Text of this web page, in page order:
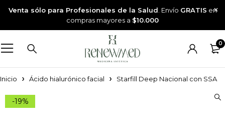
Venta sólo para Profesionales de la Salud . Envío GRATIS en
compras mayores a $10.000
0
Inicio Ácido hialurónico facial Starfill Deep Nacional con SSA
-19%